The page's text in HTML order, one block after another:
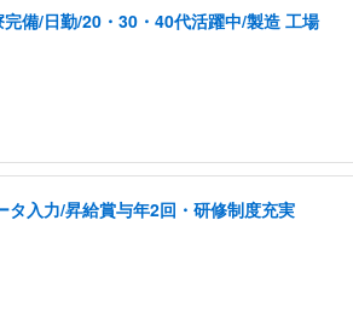
備/日勤/20・30・40代活躍中/製造 工場
タ入力/昇給賞与年2回・研修制度充実